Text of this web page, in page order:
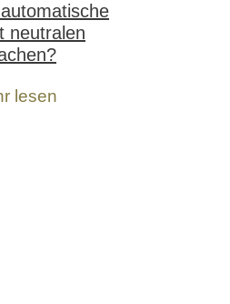
neutralen
lesen